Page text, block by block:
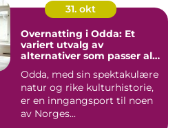
31. okt
Overnatting i Odda: Et
variert utvalg av
alternativer som passer alle
Odda, med sin spektakulære
natur og rike kulturhistorie,
er en inngangsport til noen
av Norges...